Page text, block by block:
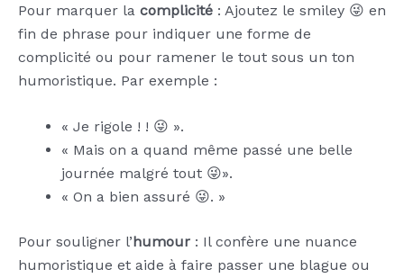
Pour marquer la complicité : Ajoutez le smiley 😜 en
fin de phrase pour indiquer une forme de
complicité ou pour ramener le tout sous un ton
humoristique. Par exemple :
« Je rigole ! ! 😜 ».
« Mais on a quand même passé une belle
journée malgré tout 😜».
« On a bien assuré 😜. »
Pour souligner l’humour : Il confère une nuance
humoristique et aide à faire passer une blague ou